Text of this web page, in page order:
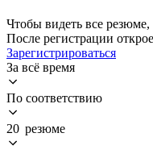
Чтобы видеть все резюме,
После регистрации
Зарегистрироваться
За всё время
По соответствию
20 резюме